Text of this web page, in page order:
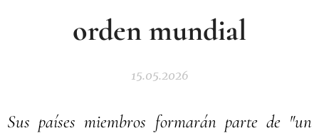
orden mundial
15.05.2026
Sus países miembros formarán parte de "un